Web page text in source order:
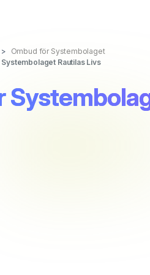
Ombud för Systembolaget
Rautilas Livs